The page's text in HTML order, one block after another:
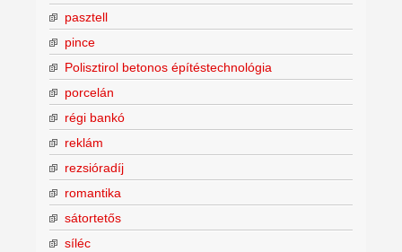
pasztell
pince
Polisztirol betonos építéstechnológia
porcelán
régi bankó
reklám
rezsióradíj
romantika
sátortetős
síléc